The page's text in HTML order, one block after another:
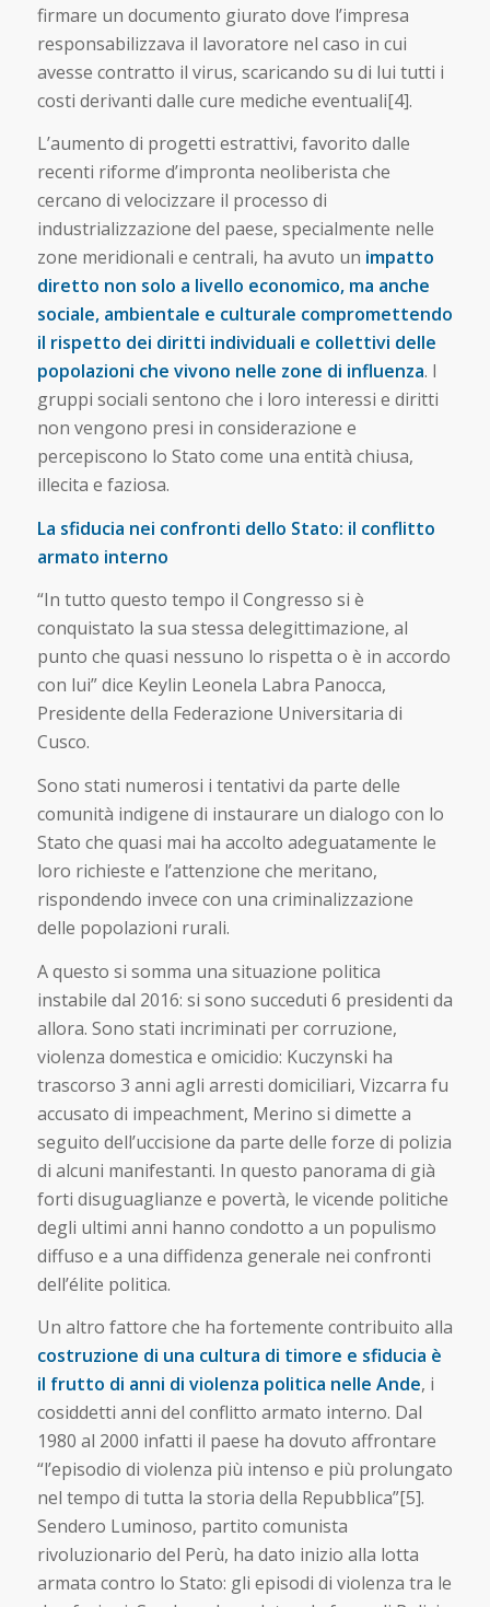
firmare un documento giurato dove l’impresa
responsabilizzava il lavoratore nel caso in cui
avesse contratto il virus, scaricando su di lui tutti i
costi derivanti dalle cure mediche eventuali[4].
L’aumento di progetti estrattivi, favorito dalle
recenti riforme d’impronta neoliberista che
cercano di velocizzare il processo di
industrializzazione del paese, specialmente nelle
zone meridionali e centrali, ha avuto un impatto
diretto non solo a livello economico, ma anche
sociale, ambientale e culturale compromettendo
il rispetto dei diritti individuali e collettivi delle
popolazioni che vivono nelle zone di influenza. I
gruppi sociali sentono che i loro interessi e diritti
non vengono presi in considerazione e
percepiscono lo Stato come una entità chiusa,
illecita e faziosa.
La sfiducia nei confronti dello Stato: il conflitto
armato interno
“In tutto questo tempo il Congresso si è
conquistato la sua stessa delegittimazione, al
punto che quasi nessuno lo rispetta o è in accordo
con lui” dice Keylin Leonela Labra Panocca,
Presidente della Federazione Universitaria di
Cusco.
Sono stati numerosi i tentativi da parte delle
comunità indigene di instaurare un dialogo con lo
Stato che quasi mai ha accolto adeguatamente le
loro richieste e l’attenzione che meritano,
rispondendo invece con una criminalizzazione
delle popolazioni rurali.
A questo si somma una situazione politica
instabile dal 2016: si sono succeduti 6 presidenti da
allora. Sono stati incriminati per corruzione,
violenza domestica e omicidio: Kuczynski ha
trascorso 3 anni agli arresti domiciliari, Vizcarra fu
accusato di impeachment, Merino si dimette a
seguito dell’uccisione da parte delle forze di polizia
di alcuni manifestanti. In questo panorama di già
forti disuguaglianze e povertà, le vicende politiche
degli ultimi anni hanno condotto a un populismo
diffuso e a una diffidenza generale nei confronti
dell’élite politica.
Un altro fattore che ha fortemente contribuito alla
costruzione di una cultura di timore e sfiducia è
il frutto di anni di violenza politica nelle Ande, i
cosiddetti anni del conflitto armato interno. Dal
1980 al 2000 infatti il paese ha dovuto affrontare
“l’episodio di violenza più intenso e più prolungato
nel tempo di tutta la storia della Repubblica”[5].
Sendero Luminoso, partito comunista
rivoluzionario del Perù, ha dato inizio alla lotta
armata contro lo Stato: gli episodi di violenza tra le